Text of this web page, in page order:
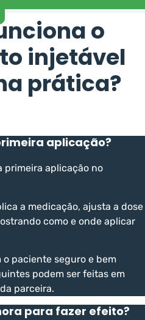
o
injetável
prática?
aplicação?
primeira aplicação no
a medicação, ajusta a dose
como e onde aplicar
paciente seguro e bem
podem ser feitas em
parceira.
para fazer efeito?